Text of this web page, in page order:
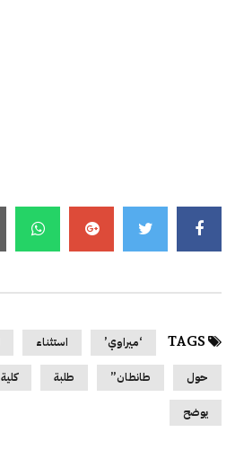
TAGS ‘ميراوي’ استثناء
حول طانطان” طلبة كلية
يوضح